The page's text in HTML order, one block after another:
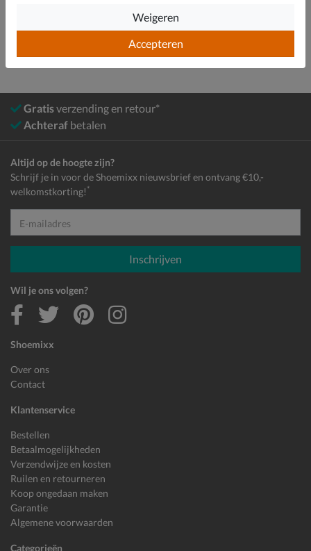
Gratisverzending en retour*
Achteraf betalen
Shoemixx
Over ons
Contact
Klantenservice
Bestellen
Betaalmogelijkheden
Verzendwijze en kosten
Ruilen en retourneren
Koop ongedaan maken
Garantie
Algemene voorwaarden
Categorieën
Altijd op de hoogte zijn?
Schrijf je in voor de Shoemixx nieuwsbrief en ontvang €10,-
welkomstkorting! *
E-mailadres
Inschrijven
Wil je ons volgen?
Accepteren
Weigeren